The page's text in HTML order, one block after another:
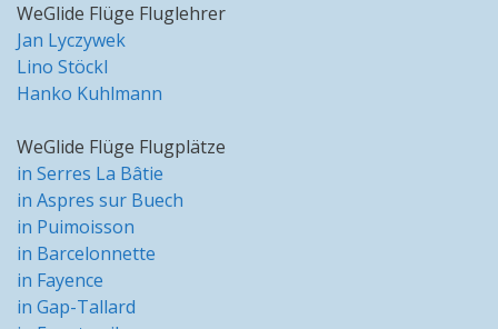
WeGlide Flüge Fluglehrer
Jan Lyczywek
Lino Stöckl
Hanko Kuhlmann
WeGlide Flüge Flugplätze
in Serres La Bâtie
in Aspres sur Buech
in Puimoisson
in Barcelonnette
in Fayence
in Gap-Tallard